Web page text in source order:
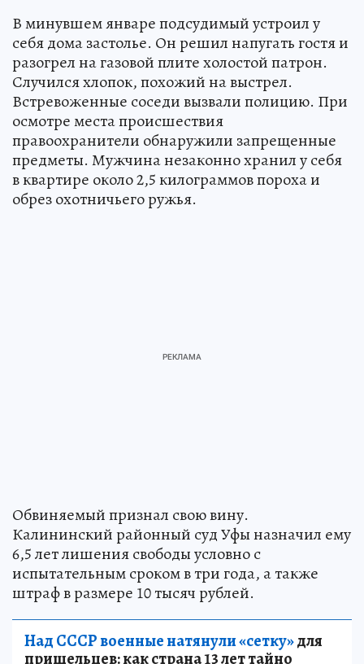
В минувшем январе подсудимый устроил у
себя дома застолье. Он решил напугать гостя и
разогрел на газовой плите холостой патрон.
Случился хлопок, похожий на выстрел.
Встревоженные соседи вызвали полицию. При
осмотре места происшествия
правоохранители обнаружили запрещенные
предметы. Мужчина незаконно хранил у себя
в квартире около 2,5 килограммов пороха и
обрез охотничьего ружья.
Обвиняемый признал свою вину.
Калининский районный суд Уфы назначил ему
6,5 лет лишения свободы условно с
испытательным сроком в три года, а также
штраф в размере 10 тысяч рублей.
Над СССР военные натянули «сетку»для
пришельцев: как страна 13 лет тайно